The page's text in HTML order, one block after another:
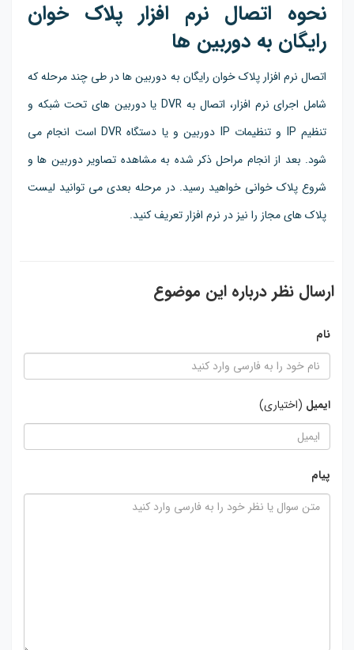
نحوه اتصال نرم افزار پلاک خوان
رایگان به دوربین ها
اتصال نرم افزار پلاک خوان رایگان به دوربین ها در طی چند مرحله که
شامل اجرای نرم افزار، اتصال به DVR یا دوربین های تحت شبکه و
تنظیم IP و تنظیمات IP دوربین و یا دستگاه DVR است انجام می
شود. بعد از انجام مراحل ذکر شده به مشاهده تصاویر دوربین ها و
شروع پلاک خوانی خواهید رسید. در مرحله بعدی می توانید لیست
پلاک های مجاز را نیز در نرم افزار تعریف کنید.
ارسال نظر درباره این موضوع
نام
ایمیل (اختیاری)
پیام